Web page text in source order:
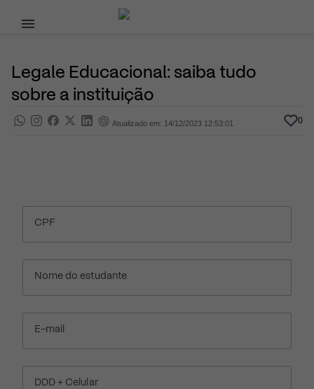
Pular para o conteúdo principal
Legale Educacional: saiba tudo
sobre a instituição
Atualizado em: 14/12/2023 12:53:01 0
CPF
Nome do estudante
E-mail
DDD + Celular